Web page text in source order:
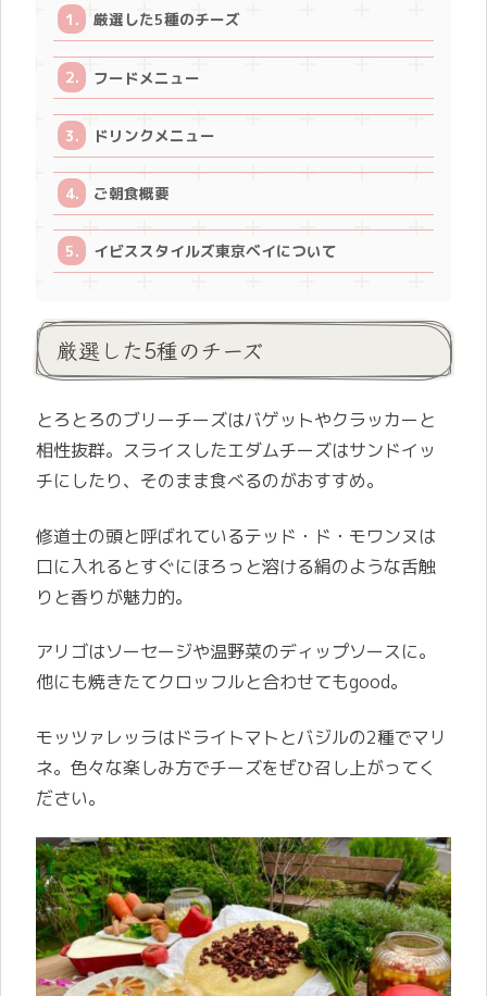
厳選した5種のチーズ
フードメニュー
ドリンクメニュー
ご朝食概要
イビススタイルズ東京ベイについて
厳選した5種のチーズ
とろとろのブリーチーズはバゲットやクラッカーと
相性抜群。スライスしたエダムチーズはサンドイッ
チにしたり、そのまま食べるのがおすすめ。
修道士の頭と呼ばれているテッド・ド・モワンヌは
口に入れるとすぐにほろっと溶ける絹のような舌触
りと香りが魅力的。
アリゴはソーセージや温野菜のディップソースに。
他にも焼きたてクロッフルと合わせてもgood。
モッツァレッラはドライトマトとバジルの2種でマリ
ネ。色々な楽しみ方でチーズをぜひ召し上がってく
ださい。